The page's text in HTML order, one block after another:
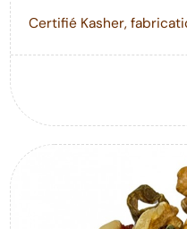
Certifié Kasher,